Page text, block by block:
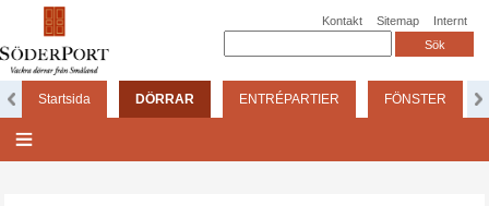
Kontakt Sitemap Internt
Startsida DÖRRAR ENTRÉPARTIER FÖNSTER